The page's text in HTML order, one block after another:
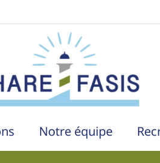
Notre équipe